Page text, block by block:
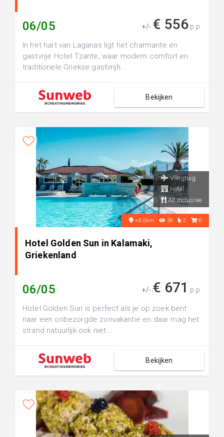
06/05 +/- € 556 p.p.
In het hart van Laganas ligt het charmante en
gastvrije Hotel Tzante, waar modern comfort en
traditionele Griekse gastvrijh...
Bekijken
Vliegtuig
Hotel
All inclusive
+0.0km 39 2 0
Hotel Golden Sun in Kalamaki,
Griekenland
06/05 +/- € 671 p.p.
Hotel Golden Sun is perfect als je op zoek bent
naar een onbezorgde zonvakantie en daar mag het
strand natuurlijk ook niet ...
Bekijken